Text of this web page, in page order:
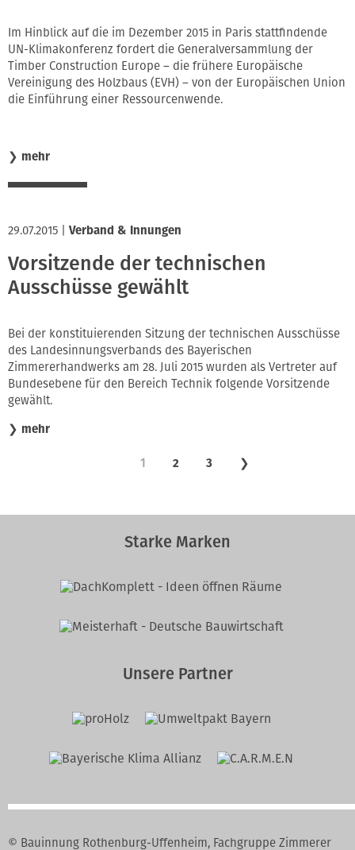
Im Hinblick auf die im Dezember 2015 in Paris stattfindende
UN-Klimakonferenz fordert die Generalversammlung der
Timber Construction Europe – die frühere Europäische
Vereinigung des Holzbaus (EVH) – von der Europäischen Union
die Einführung einer Ressourcenwende.
❯ mehr
29.07.2015 Verband & Innungen
Vorsitzende der technischen
Ausschüsse gewählt
Bei der konstituierenden Sitzung der technischen Ausschüsse
des Landesinnungsverbands des Bayerischen
Zimmererhandwerks am 28. Juli 2015 wurden als Vertreter auf
Bundesebene für den Bereich Technik folgende Vorsitzende
gewählt.
❯ mehr
1 2 3 ❯
Starke Marken
Unsere Partner
© Bauinnung Rothenburg-Uffenheim, Fachgruppe Zimmerer